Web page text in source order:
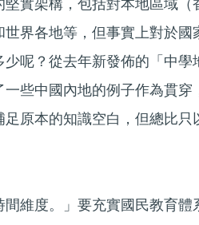
實架構，包括對本地區域（
界各地等，但事實上對於國
呢？從去年新發佈的「中學
些中國內地的例子作為貫穿
原本的知識空白，但總比只
間維度。」要充實國民教育體